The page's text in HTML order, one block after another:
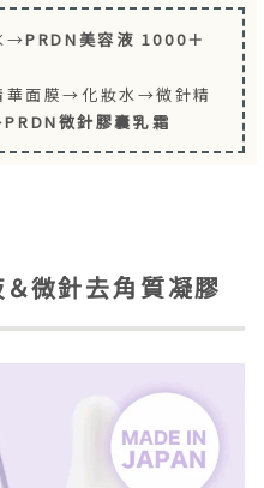
→PRDN美容液 1000＋
華面膜→化妝水→微針精
PRDN微針膠囊乳霜
微針去角質凝膠